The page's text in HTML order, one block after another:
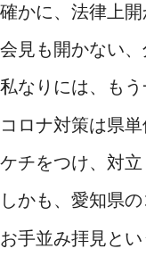
確かに、法律上
会見も開かない
私なりには、もう
コロナ対策は県
ケチをつけ、対
しかも、愛知県
お手並み拝見とい